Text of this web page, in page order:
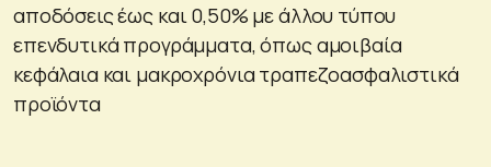
αποδόσεις έως και 0,50% με άλλου τύπου
επενδυτικά προγράμματα, όπως αμοιβαία
κεφάλαια και μακροχρόνια τραπεζοασφαλιστικά
προϊόντα